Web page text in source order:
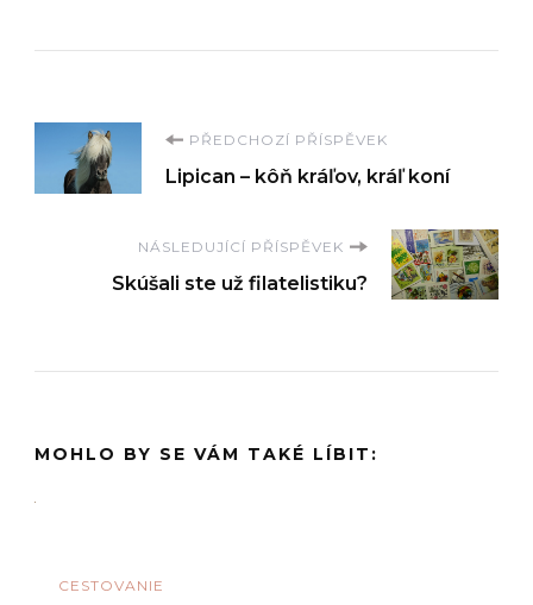
Navigace
příspěvku
PŘEDCHOZÍ PŘÍSPĚVEK
Lipican – kôň kráľov, kráľ koní
NÁSLEDUJÍCÍ PŘÍSPĚVEK
Skúšali ste už filatelistiku?
MOHLO BY SE VÁM TAKÉ LÍBIT:
CESTOVANIE